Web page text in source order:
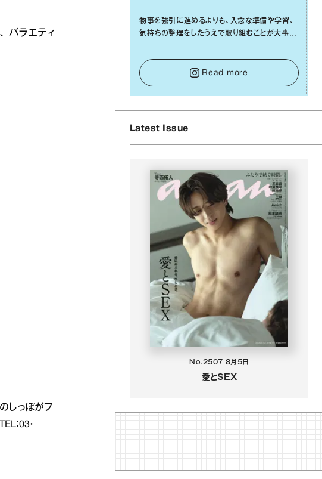
バラエティ
しっぽがフ
：03・
物事を強引に進めるよりも、⼊念な準備や学習、
気持ちの整理をしたうえで取り組むことが⼤事な
も焦らないで。意思を伝える⼯夫をしたり、あなた
⾃⾝や疲れていそうな⼈をいたわることに時間を
使いましょう。ここでしっかりとエネルギーを蓄
え、困難を乗り越える⼒に変えましょう。
Read more
Latest Issue
No.2507 8月5日
愛とSEX